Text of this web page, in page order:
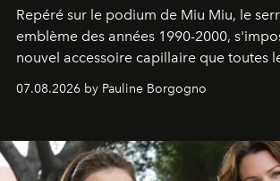
Repéré sur le podium de Miu Miu, le
emblème des années 1990-2000,
nouvel accessoire capillaire que toutes
s'arrachent déjà.
07.08.2026 by Pauline Borgogno